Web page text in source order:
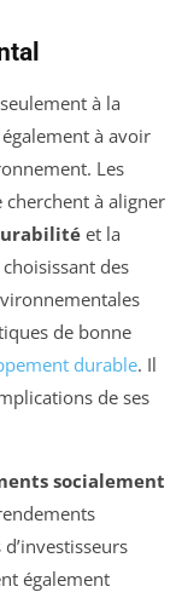
à la
à avoir
Les
à aligner
et la
des
de bonne
durable. Il
de ses
socialement
également